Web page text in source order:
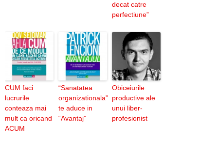
decat catre
perfectiune”
CUM faci
lucrurile
conteaza mai
mult ca oricand
ACUM
“Sanatatea
organizationala”
te aduce in
“Avantaj”
Obiceiurile
productive ale
unui liber-
profesionist